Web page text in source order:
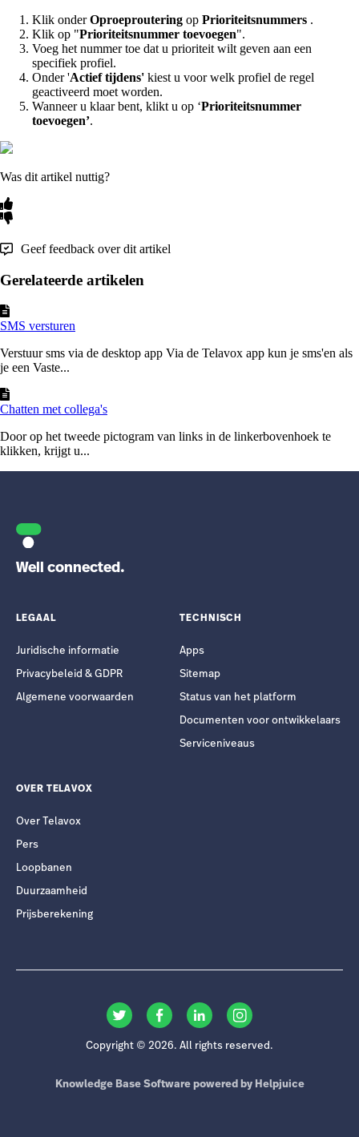
Klik onderOproeproutering op Prioriteitsnummers .
Klik op "Prioriteitsnummer toevoegen".
Voeg het nummer toe dat u prioriteit wilt geven aan een
specifiek profiel.
Onder 'Actief tijdens' kiest u voor welk profiel de regel
geactiveerd moet worden.
Wanneer u klaar bent, klikt u op ‘Prioriteitsnummer
toevoegen’.
Was dit artikel nuttig?
Geef feedback over dit artikel
Gerelateerde artikelen
SMS versturen
Verstuur sms via de desktop app Via de Telavox app kun je sms'en als
je een Vaste...
Chatten met collega's
Door op het tweede pictogram van links in de linkerbovenhoek te
klikken, krijgt u...
Well connected.
LEGAAL
Juridische informatie
Privacybeleid & GDPR
Algemene voorwaarden
TECHNISCH
Apps
Sitemap
Status van het platform
Documenten voor ontwikkelaars
Serviceniveaus
OVER TELAVOX
Over Telavox
Pers
Loopbanen
Duurzaamheid
Prijsberekening
Copyright © 2026. All rights reserved.
Knowledge Base Software powered by Helpjuice